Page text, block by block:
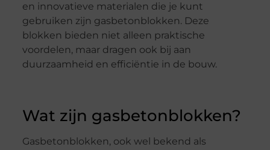
en innovatieve materialen die je kunt
gebruiken zijn gasbetonblokken. Deze
blokken bieden niet alleen praktische
voordelen, maar dragen ook bij aan
duurzaamheid en efficiëntie in de bouw.
Wat zijn gasbetonblokken?
Gasbetonblokken, ook wel bekend als